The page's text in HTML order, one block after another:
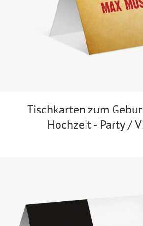
Tischkarten zum
Hochzeit - Party /